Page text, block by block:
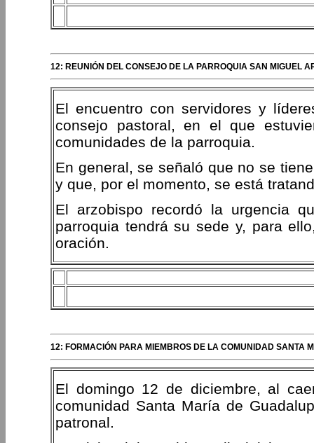
12: REUNIÓN DEL CONSEJO DE LA PARROQUIA SAN MIGUEL
El encuentro con servidores y
consejo pastoral, en el que
comunidades de la parroquia.
En general, se señaló que no se
y que, por el momento, se está
El arzobispo recordó la urgencia
parroquia tendrá su sede y, para
oración.
12: FORMACIÓN PARA MIEMBROS DE LA COMUNIDAD SANTA
El domingo 12 de diciembre, al
comunidad Santa María de
patronal.